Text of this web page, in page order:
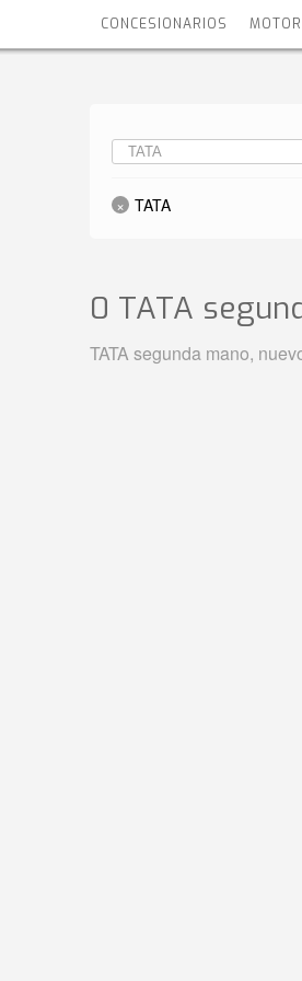
CONCESIONARIOS
TATA
0 TATA
TATA segunda mano,